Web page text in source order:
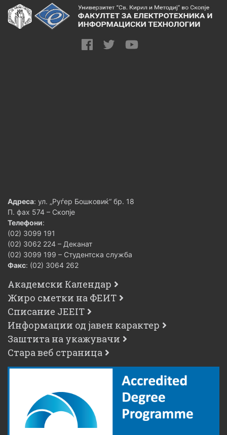
Адреса: ул. „Руѓер Бошковиќ“ бр. 18
П. фах 574 – Скопје
Телефони:
(02) 3099 191
(02) 3062 224 – Деканат
(02) 3099 199 – Студентска служба
Факс: (02) 3064 262
Академски Календар
Жиро сметки на ФЕИТ
Списание JEEIT
Информации од јавен карактер
Заштита на укажувачи
Стара веб страница